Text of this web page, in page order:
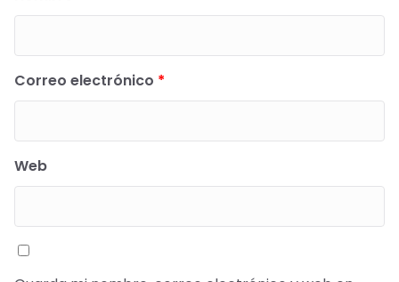
Correo electrónico *
Web